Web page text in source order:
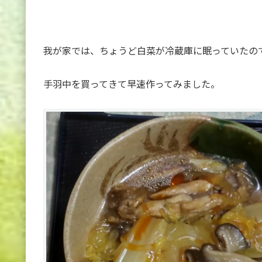
我が家では、ちょうど白菜が冷蔵庫に眠っていたの
手羽中を買ってきて早速作ってみました。